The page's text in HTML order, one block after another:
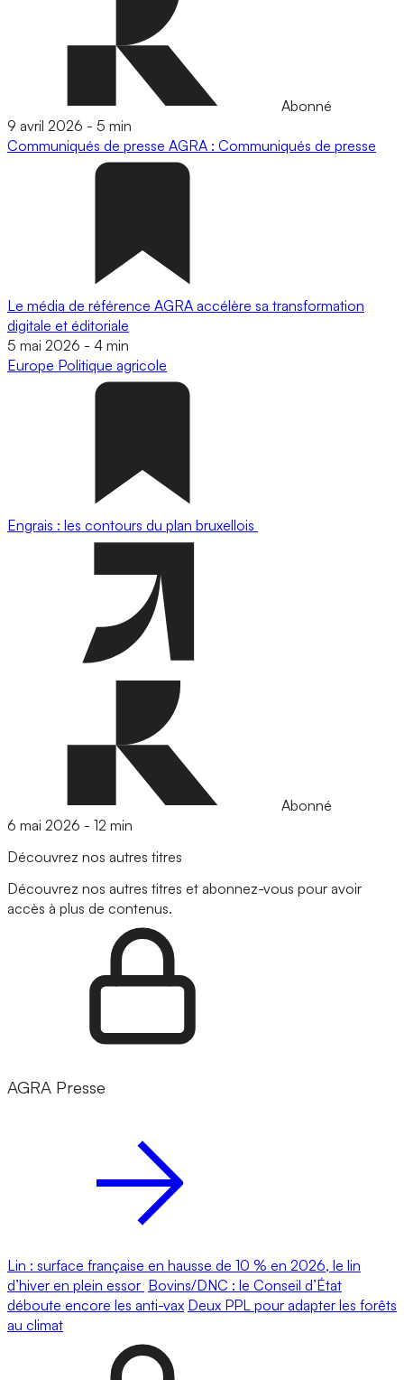
Abonné
9 avril 2026 - 5 min
Communiqués de presse AGRA : Communiqués de presse
Le média de référence AGRA accélère sa transformation
digitale et éditoriale
5 mai 2026 - 4 min
Europe Politique agricole
Engrais : les contours du plan bruxellois
Abonné
6 mai 2026 - 12 min
Découvrez nos autres titres
Découvrez nos autres titres et abonnez-vous pour avoir
accès à plus de contenus.
AGRA Presse
Lin : surface française en hausse de 10 % en 2026, le lin
d’hiver en plein essor Bovins/DNC : le Conseil d’État
déboute encore les anti-vax Deux PPL pour adapter les forêts
au climat